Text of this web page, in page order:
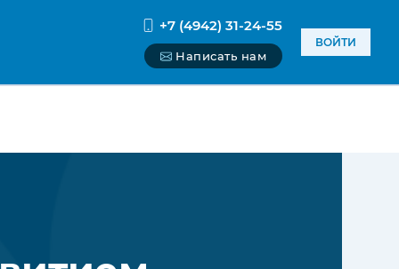
+7 (4942) 31-24-55
Написать нам
ВОЙТИ